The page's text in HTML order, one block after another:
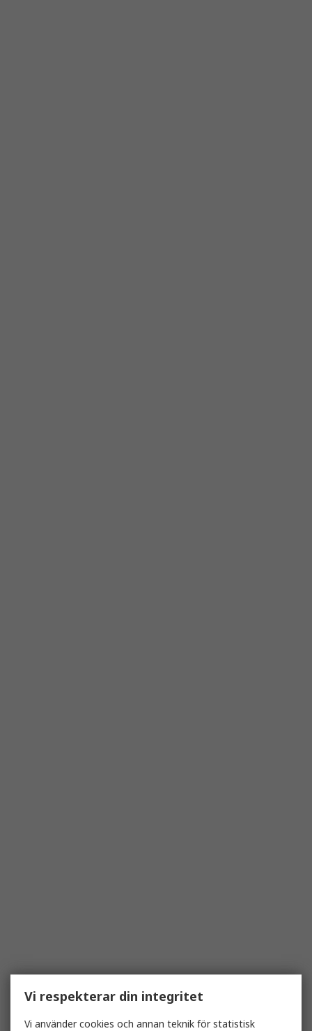
Vi respekterar din integritet
Vi använder cookies och annan teknik för statistisk